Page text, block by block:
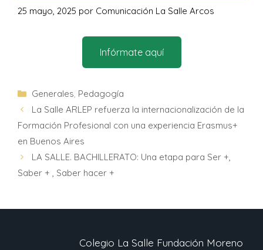
25 mayo, 2025 por Comunicación La Salle Arcos
Infórmate aquí
Generales, Pedagogía
La Salle ARLEP refuerza la internacionalización de la
Formación Profesional con una experiencia Erasmus+
en Buenos Aires
LA SALLE. BACHILLERATO: Una etapa para Ser +,
Saber + , Saber hacer +
Colegio La Salle Fundación Moreno